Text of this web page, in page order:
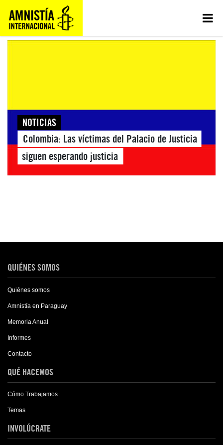
NOTICIAS
Colombia: Las víctimas del Palacio de Justicia
siguen esperando justicia
QUIÉNES SOMOS
Quiénes somos
Amnistía en Paraguay
Memoria Anual
Informes
Contacto
QUÉ HACEMOS
Cómo Trabajamos
Temas
INVOLÚCRATE